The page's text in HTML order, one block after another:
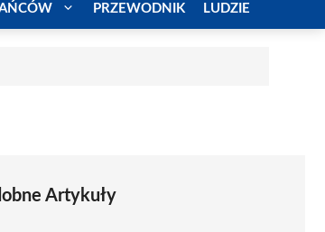
PRZEWODNIK LUDZIE
Artykuły